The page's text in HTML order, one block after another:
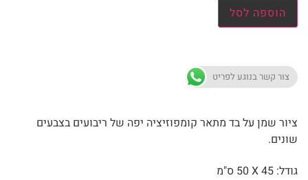
הוספה לסל
צור קשר בנוגע לפריט
ציור שמן על בד מתאר קומפוזיציה יפה של ריבועים בצבעים
שונים.
גודל: 45 X
50 ס"מ